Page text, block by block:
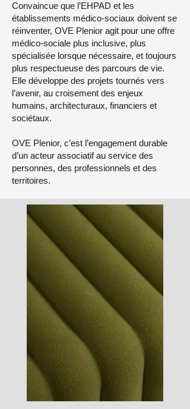
Convaincue que l’EHPAD et les
établissements médico-sociaux doivent se
réinventer, OVE Plenior agit pour une offre
médico-sociale plus inclusive, plus
spécialisée lorsque nécessaire, et toujours
plus respectueuse des parcours de vie.
Elle développe des projets tournés vers
l’avenir, au croisement des enjeux
humains, architecturaux, financiers et
sociétaux.
OVE Plenior, c’est l’engagement durable
d’un acteur associatif au service des
personnes, des professionnels et des
territoires.